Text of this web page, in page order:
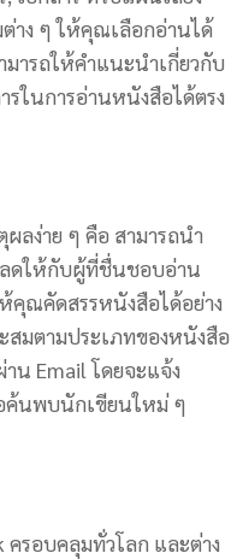
าง ๆ ให้คุณเลือกอ่านได้
มารถให้คำแนะนำเกี่ยวกับ
ในการอ่านหนังสือได้ตรง
ลง่าย ๆ คือ สามารถนำ
ดให้กับผู้ที่ชื่นชอบอ่าน
คุณคัดสรรหนังสือได้อย่าง
สมตามประเภทของหนังสือ
น Email โดยจะแจ้ง
ค้นพบนักเขียนใหม่ ๆ
รอบคลุมทั่วโลก และต่าง